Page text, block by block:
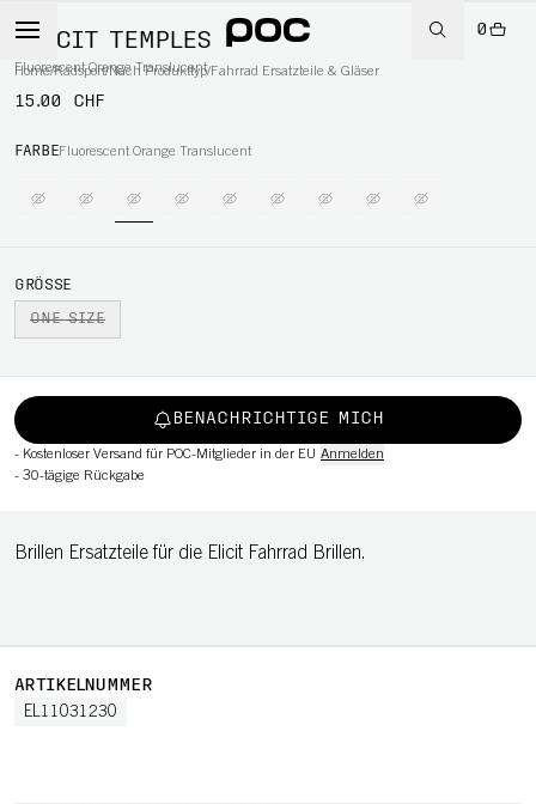
0
Home/Radsport/Nach Produkttyp/Fahrrad Ersatzteile & Gläser
ELICIT TEMPLES
Fluorescent Orange Translucent
15.00 CHF
FARBEFluorescent Orange Translucent
GRÖSSE
ONE SIZE
BENACHRICHTIGE MICH
- Kostenloser Versand für POC-Mitglieder in der EU Anmelden
- 30-tägige Rückgabe
Brillen Ersatzteile für die Elicit Fahrrad Brillen.
ARTIKELNUMMER
EL11031230